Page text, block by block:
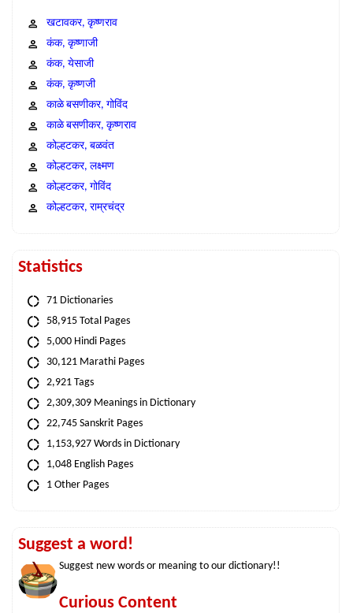
खटावकर, कृष्णराव
कंक, कृष्णाजी
कंक, येसाजी
कंक, कृष्णजी
काळे बसणीकर, गोविंद
काळे बसणीकर, कृष्णराव
कोल्हटकर, बळवंत
कोल्हटकर, लक्ष्मण
कोल्हटकर, गोविंद
कोल्हटकर, राम्रचंद्र
Statistics
71 Dictionaries
58,915 Total Pages
5,000 Hindi Pages
30,121 Marathi Pages
2,921 Tags
2,309,309 Meanings in Dictionary
22,745 Sanskrit Pages
1,153,927 Words in Dictionary
1,048 English Pages
1 Other Pages
Suggest a word!
Suggest new words or meaning to our dictionary!!
Curious Content